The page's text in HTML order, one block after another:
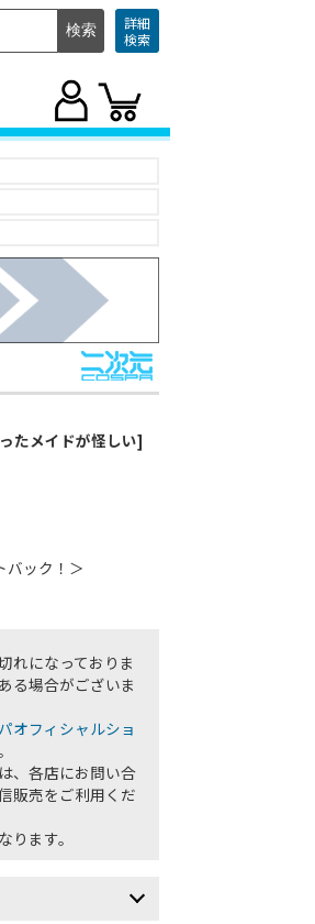
詳細
検索
たメイドが怪しい]
バック！＞
れになっておりま
る場合がございま
オフィシャルショ
、各店にお問い合
販売をご利用くだ
ます。